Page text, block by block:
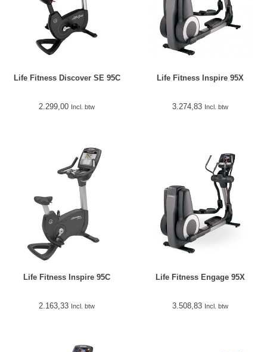
Life Fitness Discover SE 95C
2.299,00 Incl. btw
Life Fitness Inspire 95X
3.274,83 Incl. btw
Life Fitness Inspire 95C
2.163,33 Incl. btw
Life Fitness Engage 95X
3.508,83 Incl. btw